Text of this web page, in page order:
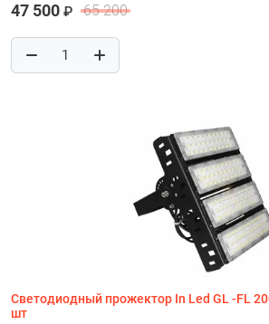
47 500 ₽ 65 200
Светодиодный прожектор In Led GL -FL
шт